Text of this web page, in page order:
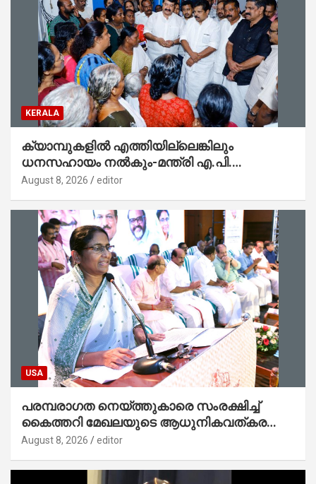
KERALA
ക്യാമ്പുകളിൽ എത്തിയില്ലെങ്കിലും
ധനസഹായം നൽകും-മന്ത്രി എ.പി.
അനിൽകുമാർ
August 8, 2026 editor
USA
പരമ്പരാഗത നെയ്ത്തുകാരെ സംരക്ഷിച്ച്
കൈത്തറി മേഖലയുടെ ആധുനികവത്കരണം
സാധ്യമാക്കും : ഡെപ്യൂട്ടി സ്പീക്കർ
August 8, 2026 editor